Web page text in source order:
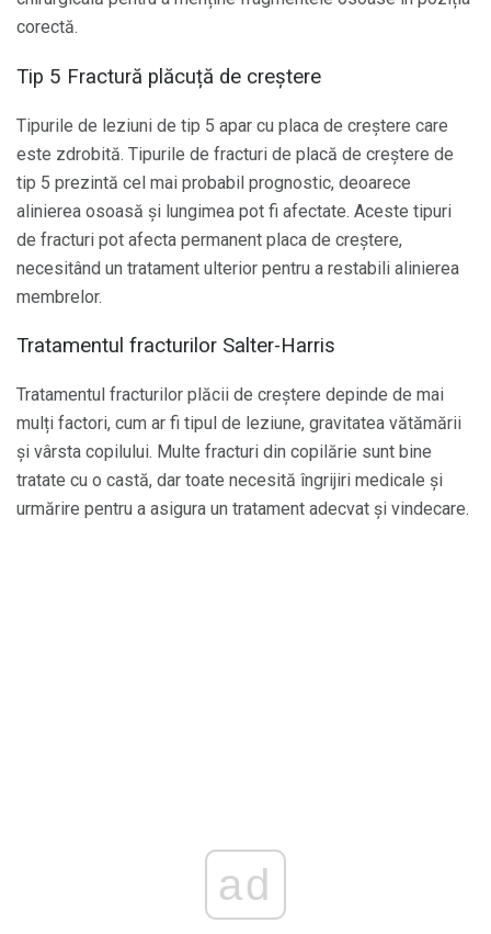
corectă.
Tip 5 Fractură plăcuță de creștere
Tipurile de leziuni de tip 5 apar cu placa de creștere care
este zdrobită. Tipurile de fracturi de placă de creștere de
tip 5 prezintă cel mai probabil prognostic, deoarece
alinierea osoasă și lungimea pot fi afectate. Aceste tipuri
de fracturi pot afecta permanent placa de creștere,
necesitând un tratament ulterior pentru a restabili alinierea
membrelor.
Tratamentul fracturilor Salter-Harris
Tratamentul fracturilor plăcii de creștere depinde de mai
mulți factori, cum ar fi tipul de leziune, gravitatea vătămării
și vârsta copilului. Multe fracturi din copilărie sunt bine
tratate cu o castă, dar toate necesită îngrijiri medicale și
urmărire pentru a asigura un tratament adecvat și vindecare.
ad